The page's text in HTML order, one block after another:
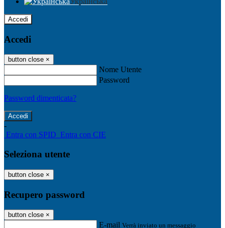
Accedi
Accedi
button close ×
Nome Utente
Password
Password dimenticata?
-
Entra con SPID Entra con CIE
Seleziona utente
button close ×
Recupero password
button close ×
E-mail Verrà inviato un messaggio